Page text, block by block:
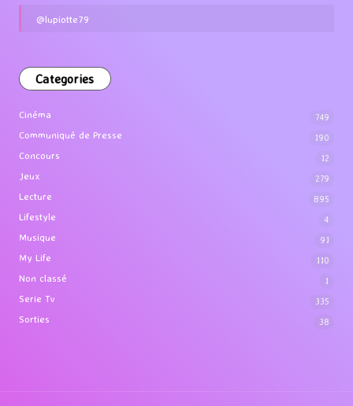
@lupiotte79
Categories
Cinéma 749
Communiqué de Presse 190
Concours 12
Jeux 279
Lecture 895
Lifestyle 4
Musique 91
My Life 110
Non classé 1
Serie Tv 335
Sorties 38